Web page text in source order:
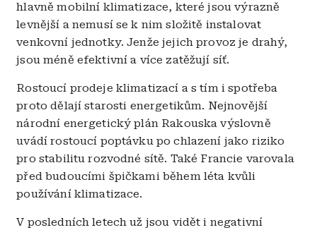
hlavně mobilní klimatizace, které jsou výrazně
levnější a nemusí se k nim složitě instalovat
venkovní jednotky. Jenže jejich provoz je drahý,
jsou méně efektivní a více zatěžují síť.
Rostoucí prodeje klimatizací a s tím i spotřeba
proto dělají starosti energetikům. Nejnovější
národní energetický plán Rakouska výslovně
uvádí rostoucí poptávku po chlazení jako riziko
pro stabilitu rozvodné sítě. Také Francie varovala
před budoucími špičkami během léta kvůli
používání klimatizace.
V posledních letech už jsou vidět i negativní